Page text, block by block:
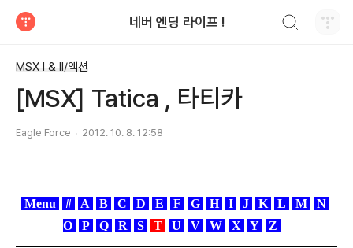
네버 엔딩 라이프 !
MSX I & II/액션
[MSX] Tatica , 타티카
Eagle Force 2012. 10. 8. 12:58
Menu # A B C D E F G H I J K L M
N
O
P Q R S T U V W X Y Z